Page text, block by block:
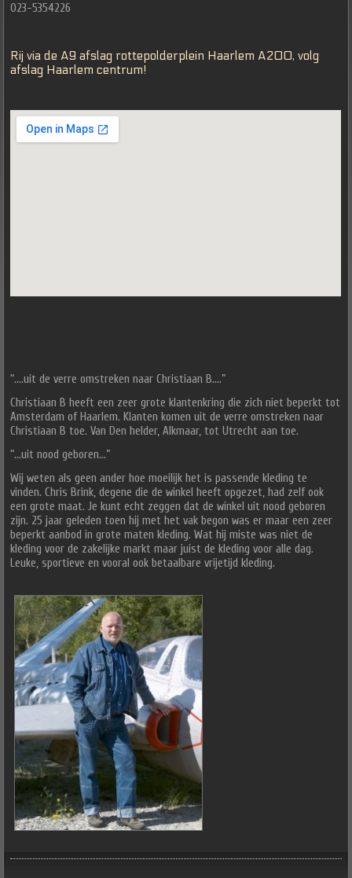
023-5354226
Rij via de A9 afslag rottepolderplein Haarlem A200, volg
afslag Haarlem centrum!
“….uit de verre omstreken naar Christiaan B….”
Christiaan B heeft een zeer grote klantenkring die zich niet beperkt tot
Amsterdam of Haarlem. Klanten komen uit de verre omstreken naar
Christiaan B toe. Van Den helder, Alkmaar, tot Utrecht aan toe.
“…uit nood geboren…”
Wij weten als geen ander hoe moeilijk het is passende kleding te
vinden. Chris Brink, degene die de winkel heeft opgezet, had zelf ook
een grote maat. Je kunt echt zeggen dat de winkel uit nood geboren
zijn. 25 jaar geleden toen hij met het vak begon was er maar een zeer
beperkt aanbod in grote maten kleding. Wat hij miste was niet de
kleding voor de zakelijke markt maar juist de kleding voor alle dag.
Leuke, sportieve en vooral ook betaalbare vrijetijd kleding.